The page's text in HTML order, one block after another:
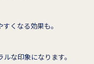
くなる効果も。
な印象になります。